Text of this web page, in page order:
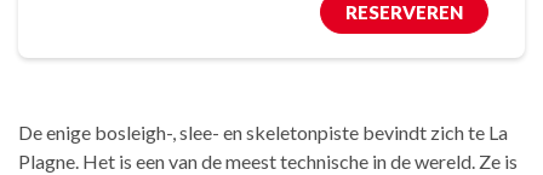
RESERVEREN
De enige bosleigh-, slee- en skeletonpiste bevindt zich te La
Plagne. Het is een van de meest technische in de wereld. Ze is